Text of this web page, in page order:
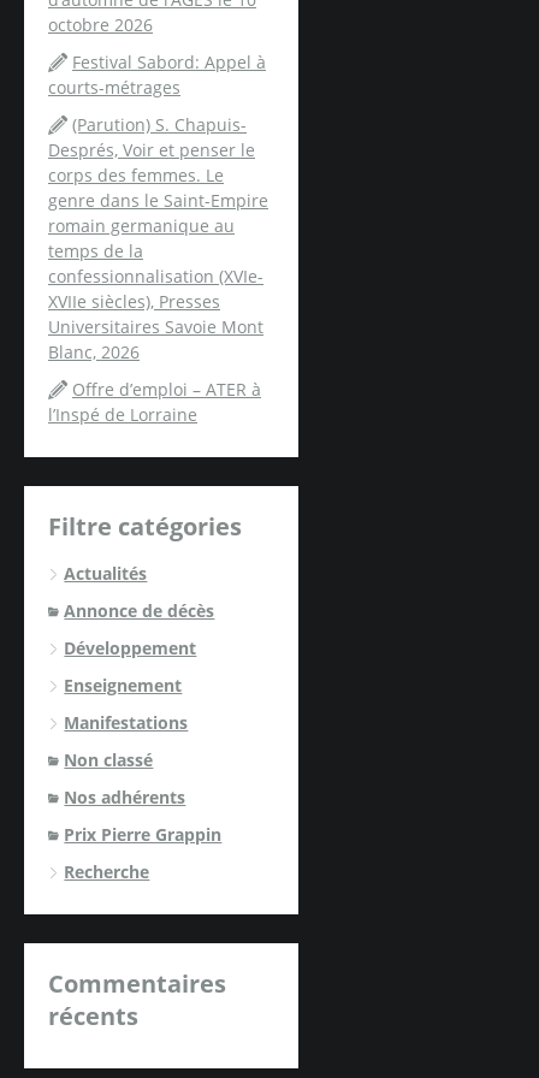
octobre 2026
Festival Sabord: Appel à
courts-métrages
(Parution) S. Chapuis-
Després, Voir et penser le
corps des femmes. Le
genre dans le Saint-Empire
romain germanique au
temps de la
confessionnalisation (XVIe-
XVIIe siècles), Presses
Universitaires Savoie Mont
Blanc, 2026
Offre d’emploi – ATER à
l’Inspé de Lorraine
Filtre catégories
Actualités
Annonce de décès
Développement
Enseignement
Manifestations
Non classé
Nos adhérents
Prix Pierre Grappin
Recherche
Commentaires
récents